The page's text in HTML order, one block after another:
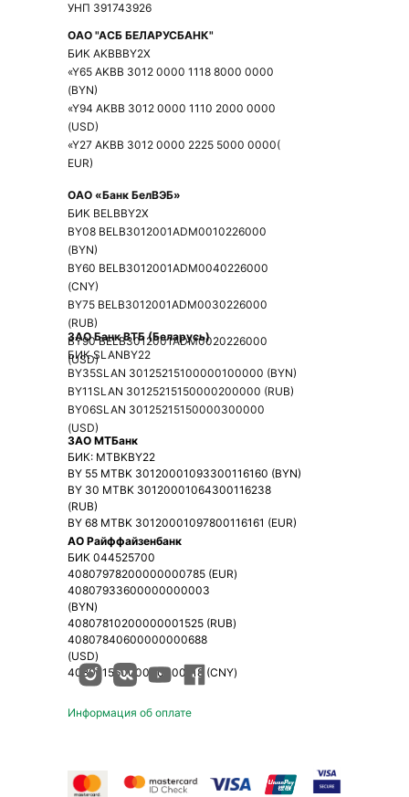
Информация об оплате
УНП 391743926
ОАО "АСБ БЕЛАРУСБАНК"
БИК AKBBBY2X
«Y65 AKBB 3012 0000 1118 8000 0000
(BYN)
«Y94 AKBB 3012 0000 1110 2000 0000
(USD)
«Y27 AKBB 3012 0000 2225 5000 0000(
EUR)
ОАО «Банк БелВЭБ»
БИК BELBBY2X
BY08 BELB3012001ADM0010226000
(BYN)
BY60 BELB3012001ADM0040226000
(CNY)
BY75 BELB3012001ADM0030226000
(RUB)
BY90 BELB3012001ADM0020226000
(USD)
ЗАО Банк ВТБ (Беларусь)
БИК SLANBY22
BY35SLAN 30125215100000100000 (BYN)
BY11SLAN 30125215150000200000 (RUB)
BY06SLAN 30125215150000300000
(USD)
ЗАО МТБанк
БИК: MTBKBY22
BY 55 MTBK 30120001093300116160 (BYN)
BY 30 MTBK 30120001064300116238
(RUB)
BY 68 MTBK 30120001097800116161 (EUR)
АО Райффайзенбанк
БИК 044525700
40807978200000000785 (EUR)
40807933600000000003
(BYN)
40807810200000001525 (RUB)
40807840600000000688
(USD)
40807156000000000118 (CNY)